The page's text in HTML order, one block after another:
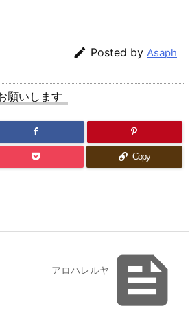
 Posted by Asaph
願いします
Copy

アロハレルヤ